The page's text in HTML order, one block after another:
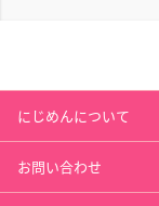
にじめんについて
お問い合わせ